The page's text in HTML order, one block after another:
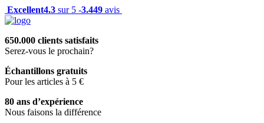
Excellent4.3 sur 5 -3.449 avis
650.000 clients satisfaits
Serez-vous le prochain?
Échantillons gratuits
Pour les articles à 5 €
80 ans d’expérience
Nous faisons la différence